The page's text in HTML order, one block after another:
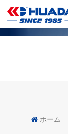
ホーム